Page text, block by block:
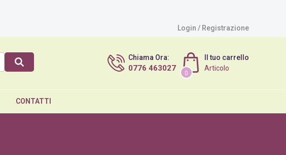
Login / Registrazione
Il tuo carrello
0
Articolo
Chiama Ora:
0776 463027
CONTATTI